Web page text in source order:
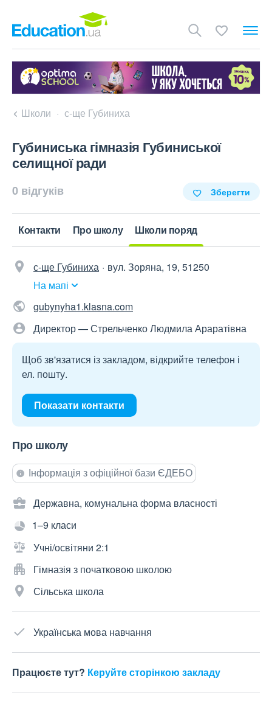
Школи с-ще Губиниха
Губиниська гімназія Губиниської
селищної ради
0 відгуків Зберегти
Контакти Про школу Школи поряд
с-ще Губиниха
вул. Зоряна, 19, 51250
На мапі
gubynyha1.klasna.com
Директор — Стрельченко Людмила Араратівна
Щоб зв'язатися із закладом, відкрийте телефон і
ел. пошту.
Показати контакти
Про школу
Інформація з офіційної бази ЄДЕБО
Державна, комунальна форма власності
1–9 класи
Учні/освітяни 2:1
Гімназія з початковою школою
Сільська школа
Українська мова навчання
Працюєте тут? Керуйте сторінкою закладу